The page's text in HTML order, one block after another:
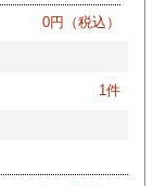
0円（税込）
1件